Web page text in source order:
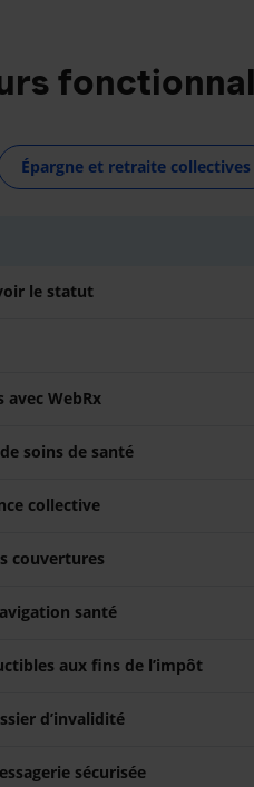
Épargne et retraite collectives
le statut
avec WebRx
soins de santé
collective
couvertures
santé
aux fins de l’impôt
d’invalidité
sécurisée